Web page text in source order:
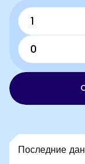
Последние